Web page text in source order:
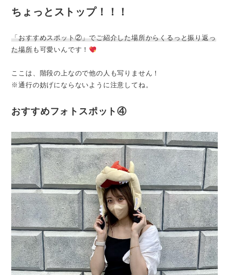
ちょっとストップ！！！
「おすすめスポット②」でご紹介した場所からくるっと振り返っ
た場所も可愛いんです！
ここは、階段の上なので他の人も写りません！
※通行の妨げにならないように注意してね。
おすすめフォトスポット④